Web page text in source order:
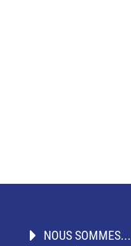
NOUS SOMMES...